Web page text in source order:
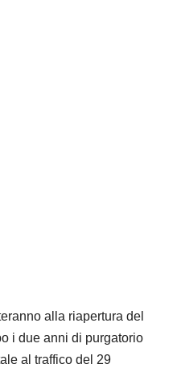
alla riapertura del
i due anni di purgatorio
al traffico del 29